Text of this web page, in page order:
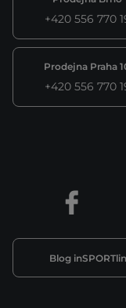
+420 556 770
Prodejna Praha
+420 556 770
Blog
Facebook